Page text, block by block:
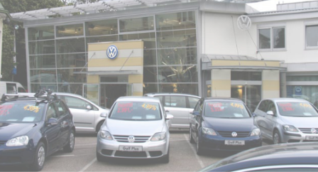
PROJEKTLISTE
PROJEKTUNTERTEILUNGEN
ÜBER UNS
PRESSE
KONTAKT
IMPRESSUM
DATENSCHUTZ